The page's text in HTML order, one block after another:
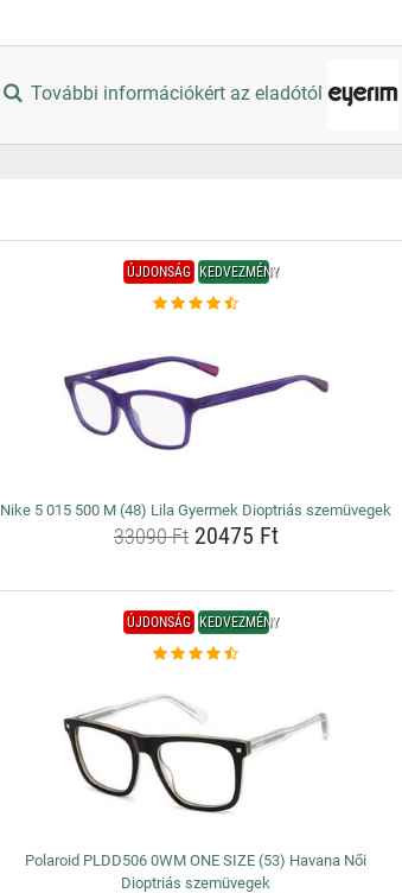
További információkért az eladótól
ÚJDONSÁG KEDVEZMÉNY
Nike 5 015 500 M (48) Lila Gyermek Dioptriás szemüvegek
33090 Ft20475 Ft
ÚJDONSÁG KEDVEZMÉNY
Polaroid PLDD506 0WM ONE SIZE (53) Havana Női
Dioptriás szemüvegek